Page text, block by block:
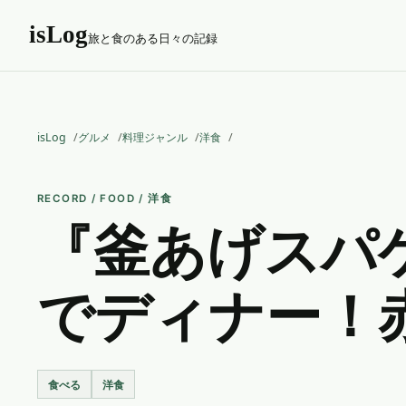
isLog旅と食のある日々の記録
isLog グルメ 料理ジャンル 洋食
RECORD / FOOD / 洋食
『釜あげス
でディナー！
食べる 洋食